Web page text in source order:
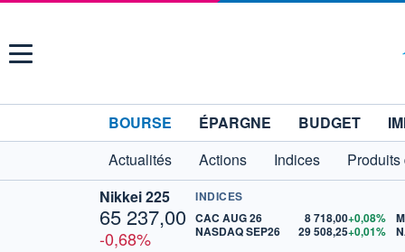
Menu
BOURSE ÉPARGNE BUDGET
Actualités
Actions Indices
Nikkei 225
65 237,00
-0,68%
INDICES
CAC AUG 26
8 718,00+0,08%
NASDAQ SEP26
29 508,25+0,01%